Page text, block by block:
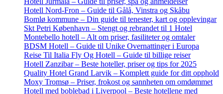
Hotell Nord-Fron – Guide til Gålå, Vinstra og Skåbu
Bomlø kommune – Din guide til tenester, kart og opplevingar
Skt Petri København – Stengt og rebrandet til 1 Hotel
Montebello hotell – Alt om priser, fasiliteter og omtaler
BDSM Hotell – Guide til Unike Overnattinger i Europa
Reise Til Italia Fly Og Hotell – Guide til billige reiser
Hotell Zanzibar – Beste hoteller, priser og tips for 2025
Quality Hotel Grand Larvik – Komplett guide for ditt opphold
Moxy Tromsø – Priser, frokost og sannheten om omdømmet
Hotell med boblebad i Liverpool – Beste hotellene med